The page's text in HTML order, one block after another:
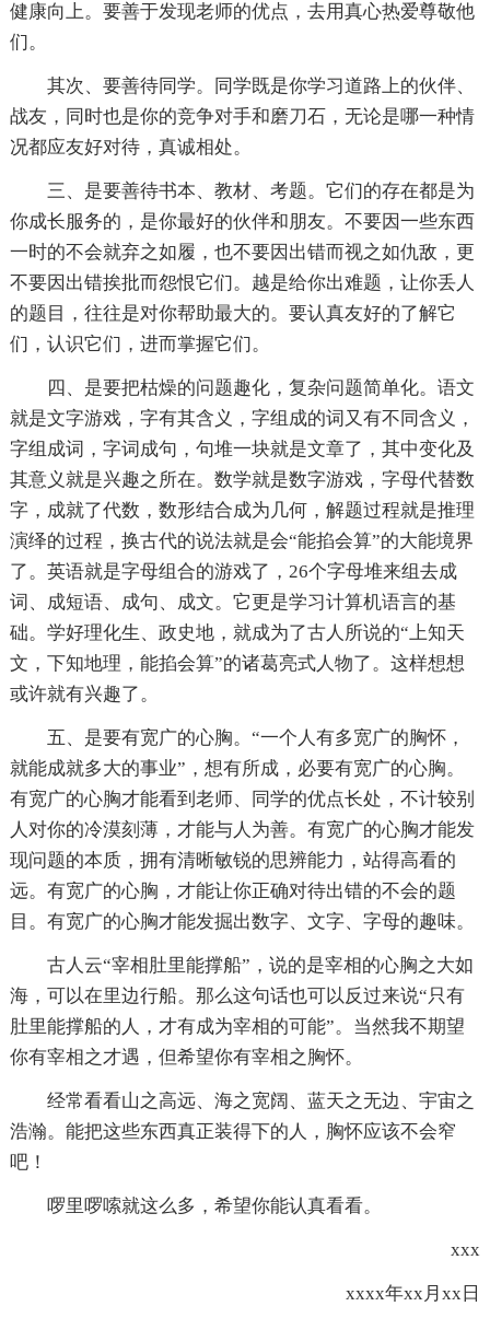
健康向上。要善于发现老师的优点，去用真心热爱尊敬他
们。
其次、要善待同学。同学既是你学习道路上的伙伴、
战友，同时也是你的竞争对手和磨刀石，无论是哪一种情
况都应友好对待，真诚相处。
三、是要善待书本、教材、考题。它们的存在都是为
你成长服务的，是你最好的伙伴和朋友。不要因一些东西
一时的不会就弃之如履，也不要因出错而视之如仇敌，更
不要因出错挨批而怨恨它们。越是给你出难题，让你丢人
的题目，往往是对你帮助最大的。要认真友好的了解它
们，认识它们，进而掌握它们。
四、是要把枯燥的问题趣化，复杂问题简单化。语文
就是文字游戏，字有其含义，字组成的词又有不同含义，
字组成词，字词成句，句堆一块就是文章了，其中变化及
其意义就是兴趣之所在。数学就是数字游戏，字母代替数
字，成就了代数，数形结合成为几何，解题过程就是推理
演绎的过程，换古代的说法就是会“能掐会算”的大能境界
了。英语就是字母组合的游戏了，26个字母堆来组去成
词、成短语、成句、成文。它更是学习计算机语言的基
础。学好理化生、政史地，就成为了古人所说的“上知天
文，下知地理，能掐会算”的诸葛亮式人物了。这样想想
或许就有兴趣了。
五、是要有宽广的心胸。“一个人有多宽广的胸怀，
就能成就多大的事业”，想有所成，必要有宽广的心胸。
有宽广的心胸才能看到老师、同学的优点长处，不计较别
人对你的冷漠刻薄，才能与人为善。有宽广的心胸才能发
现问题的本质，拥有清晰敏锐的思辨能力，站得高看的
远。有宽广的心胸，才能让你正确对待出错的不会的题
目。有宽广的心胸才能发掘出数字、文字、字母的趣味。
古人云“宰相肚里能撑船”，说的是宰相的心胸之大如
海，可以在里边行船。那么这句话也可以反过来说“只有
肚里能撑船的人，才有成为宰相的可能”。当然我不期望
你有宰相之才遇，但希望你有宰相之胸怀。
经常看看山之高远、海之宽阔、蓝天之无边、宇宙之
浩瀚。能把这些东西真正装得下的人，胸怀应该不会窄
吧！
啰里啰嗦就这么多，希望你能认真看看。
xxx
xxxx年xx月xx日